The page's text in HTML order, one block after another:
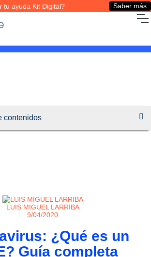
tu ayuda Kit Digital? Saber más
LUIS MIGUEL LARRIBA
9/04/2020
¿Qué es un
Guía completa